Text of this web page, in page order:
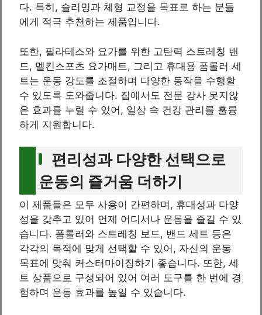
다. 특히, 슬리밍과 체형 교정을 목표로 하는 분들
에게 적극 추천하는 제품입니다.
또한, 필라테스와 요가를 위한 고탄력 스트레칭 밴
드, 멜킨스포츠 요가매트, 그리고 휴대용 폼롤러 세
트는 운동 강도를 조절하며 다양한 동작을 수행할
수 있도록 도와줍니다. 집에서도 전문 강사 못지않
은 효과를 누릴 수 있어, 일상 속 건강 관리를 훌륭
하게 지원합니다.
편리성과 다양한 선택으로
운동의 즐거움 더하기
이 제품들은 모두 사용이 간편하며, 휴대성과 다양
성을 갖추고 있어 언제 어디서나 운동을 즐길 수 있
습니다. 폼롤러와 스트레칭 보드, 밴드 세트 등은
각각의 목적에 맞게 선택할 수 있어, 자신의 운동
목표에 맞춰 커스터마이징하기 좋습니다. 또한, 세
트 상품으로 구성되어 있어 여러 도구를 한 번에 경
험하며 운동 효과를 높일 수 있습니다.